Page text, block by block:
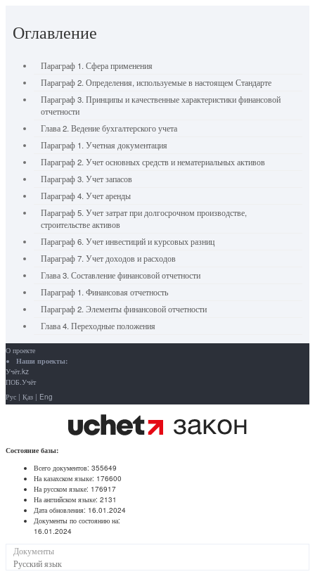
Оглавление
Параграф 1. Сфера применения
Параграф 2. Определения, используемые в настоящем Стандарте
Параграф 3. Принципы и качественные характеристики финансовой
отчетности
Глава 2. Ведение бухгалтерского учета
Параграф 1. Учетная документация
Параграф 2. Учет основных средств и нематериальных активов
Параграф 3. Учет запасов
Параграф 4. Учет аренды
Параграф 5. Учет затрат при долгосрочном производстве,
строительстве активов
Параграф 6. Учет инвестиций и курсовых разниц
Параграф 7. Учет доходов и расходов
Глава 3. Составление финансовой отчетности
Параграф 1. Финансовая отчетность
Параграф 2. Элементы финансовой отчетности
Глава 4. Переходные положения
О проекте
Наши проекты:
Учёт.kz
ПОБ.Учёт
Рус | Қаз | Eng
Состояние базы:
Всего документов: 355649
На казахском языке: 176600
На русском языке: 176917
На английском языке: 2131
Дата обновления: 16.01.2024
Документы по состоянию на:
16.01.2024
Документы
Русский язык